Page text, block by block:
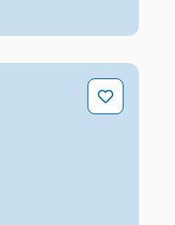
Spaß und Empowerment